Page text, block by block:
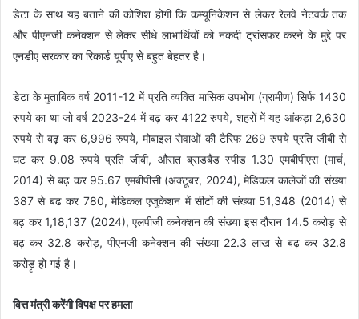
डेटा के साथ यह बताने की कोशिश होगी कि कम्यूनिकेशन से लेकर रेलवे नेटवर्क तक
और पीएनजी कनेक्शन से लेकर सीधे लाभार्थियों को नकदी ट्रांसफर करने के मुद्दे पर
एनडीए सरकार का रिकार्ड यूपीए से बहुत बेहतर है।
डेटा के मुताबिक वर्ष 2011-12 में प्रति व्यक्ति मासिक उपभोग (ग्रामीण) सिर्फ 1430
रुपये का था जो वर्ष 2023-24 में बढ़ कर 4122 रुपये, शहरों में यह आंकड़ा 2,630
रुपये से बढ़ कर 6,996 रुपये, मोबाइल सेवाओं की टैरिफ 269 रुपये प्रति जीबी से
घट कर 9.08 रुपये प्रति जीबी, औसत ब्राडबैंड स्पीड 1.30 एमबीपीएस (मार्च,
2014) से बढ़ कर 95.67 एमबीपीसी (अक्टूबर, 2024), मेडिकल कालेजों की संख्या
387 से बढ कर 780, मेडिकल एजुकेशन में सीटों की संख्या 51,348 (2014) से
बढ़ कर 1,18,137 (2024), एलपीजी कनेक्शन की संख्या इस दौरान 14.5 करोड़ से
बढ़ कर 32.8 करोड़, पीएनजी कनेक्शन की संख्या 22.3 लाख से बढ़ कर 32.8
करोड़ृ हो गई है।
वित्त मंत्री करेंगी विपक्ष पर हमला